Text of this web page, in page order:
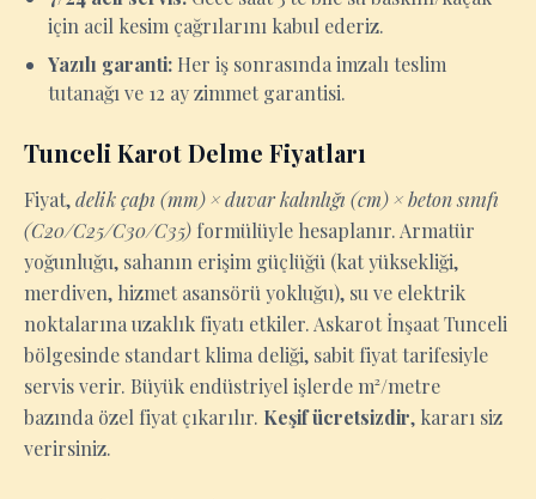
için acil kesim çağrılarını kabul ederiz.
Yazılı garanti: Her iş sonrasında imzalı teslim
tutanağı ve 12 ay zimmet garantisi.
Tunceli Karot Delme Fiyatları
Fiyat,delik çapı (mm) × duvar kalınlığı (cm) × beton sınıfı
(C20/C25/C30/C35) formülüyle hesaplanır. Armatür
yoğunluğu, sahanın erişim güçlüğü (kat yüksekliği,
merdiven, hizmet asansörü yokluğu), su ve elektrik
noktalarına uzaklık fiyatı etkiler. Askarot İnşaat Tunceli
bölgesinde standart klima deliği, sabit fiyat tarifesiyle
servis verir. Büyük endüstriyel işlerde m²/metre
bazında özel fiyat çıkarılır. Keşif ücretsizdir, kararı siz
verirsiniz.